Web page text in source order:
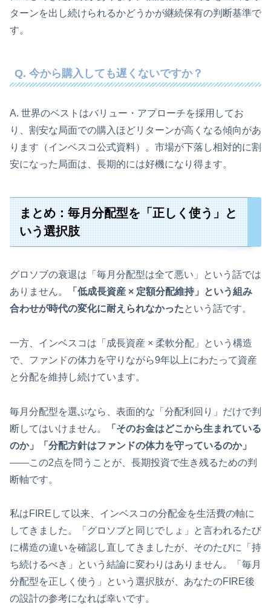
ターンを出し続けられるかどうかが継続保有の判断基準で
す。
Q. 今から購入しても遅くないですか？
A. 世界のベストはバリュー・アプローチを採用してお
り、割安な局面での購入ほどリターンが高くなる傾向があ
ります（インベスコ公式資料）。市場が下落し相対的に割
安になった局面は、長期的には好機になり得ます。
まとめ：毎月分配型を「正しく使う」と
いう選択肢
グロソブの衰退は「毎月分配型は全て悪い」という話では
ありません。
「低成長資産 × 定額分配維持」という組み
合わせが時代の変化に耐えられなかったという話です。
一方、インベスコは「成長資産 × 柔軟分配」という構造
で、ファンドの体力を守りながら9年以上にわたって資産
と分配を維持し続けています。
毎月分配型を選ぶなら、表面的な「分配利回り」だけで判
断してはいけません。
「そのお金はどこから生まれている
のか」「分配方針はファンドの体力を守っているのか」
——この2点を問うことが、長期投資で生き残るための判
断軸です。
私はFIREして以来、インベスコの分配金を生活費の軸に
してきました。「グロソブと同じでしょ」と言われるたび
に構造の違いを確認し直してきましたが、そのたびに「持
ち続けるべき」という結論に変わりはありません。「毎月
分配型を正しく使う」という選択肢が、あなたのFIRE後
の設計の参考になれば幸いです。